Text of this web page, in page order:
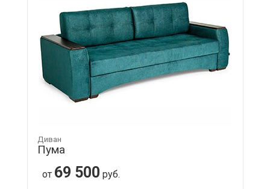
Диван
Пума
от 69 500 руб.